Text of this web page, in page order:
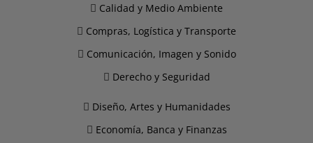
Calidad y Medio Ambiente
Compras, Logística y Transporte
Comunicación, Imagen y Sonido
Derecho y Seguridad
Diseño, Artes y Humanidades
Economía, Banca y Finanzas